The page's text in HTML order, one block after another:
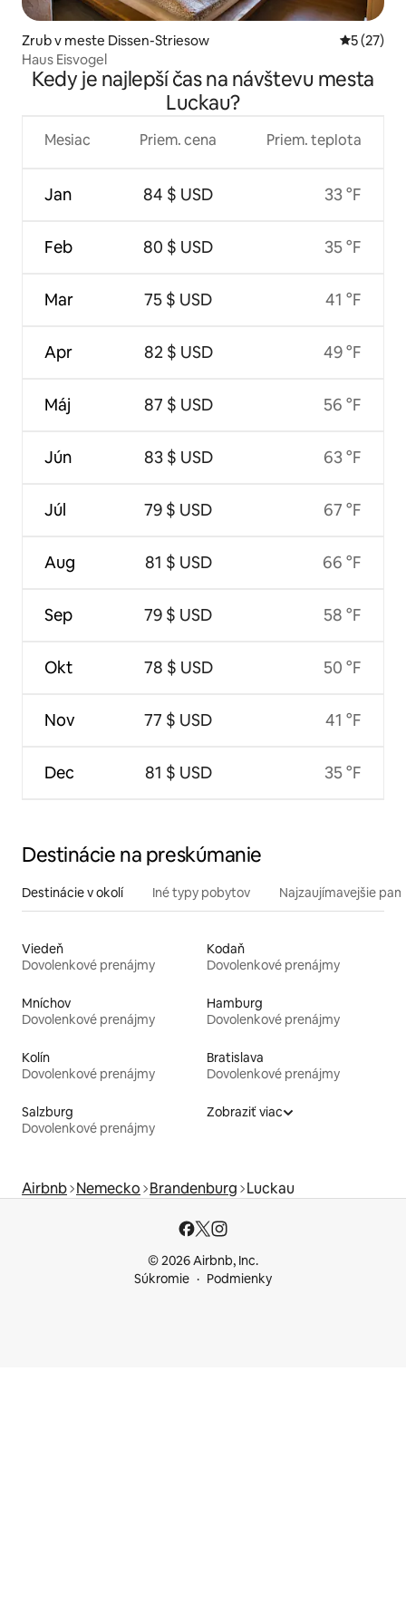
Zrub v meste Dissen-Striesow
5 (27)
Haus Eisvogel
Kedy je najlepší čas na návštevu mesta
Luckau?
Mesiac
Jan
Feb
Mar
Apr
Máj
Jún
Júl
Aug
Sep
Okt
Nov
Dec
Priem. cena
84 $ USD
80 $ USD
75 $ USD
82 $ USD
87 $ USD
83 $ USD
79 $ USD
81 $ USD
79 $ USD
78 $ USD
77 $ USD
81 $ USD
Priem. teplota
33 °F
35 °F
41 °F
49 °F
56 °F
63 °F
67 °F
66 °F
58 °F
50 °F
41 °F
35 °F
Destinácie na preskúmanie
Destinácie v okolí Iné typy pobytov Najzaujímavejšie
Viedeň
Dovolenkové prenájmy
Kodaň
Dovolenkové prenájmy
Mníchov
Dovolenkové prenájmy
Hamburg
Dovolenkové prenájmy
Kolín
Dovolenkové prenájmy
Bratislava
Dovolenkové prenájmy
Salzburg
Dovolenkové prenájmy
Zobraziť viac
Airbnb Nemecko Brandenburg Luckau
© 2026 Airbnb, Inc.
Súkromie
Podmienky